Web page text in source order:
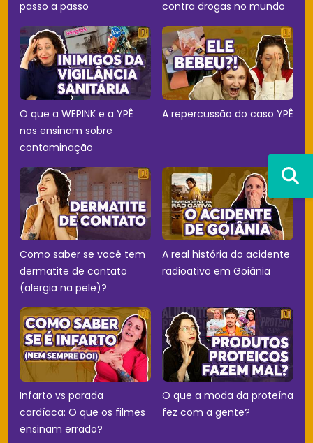
passo a passo contra drogas no mundo
O que a WEPINK e a YPÊ
nos ensinam sobre
contaminação
A repercussão do caso YPÊ
Como saber se você tem
dermatite de contato
(alergia na pele)?
A real história do acidente
radioativo em Goiânia
Infarto vs parada
cardíaca: O que os filmes
ensinam errado?
O que a moda da proteína
fez com a gente?